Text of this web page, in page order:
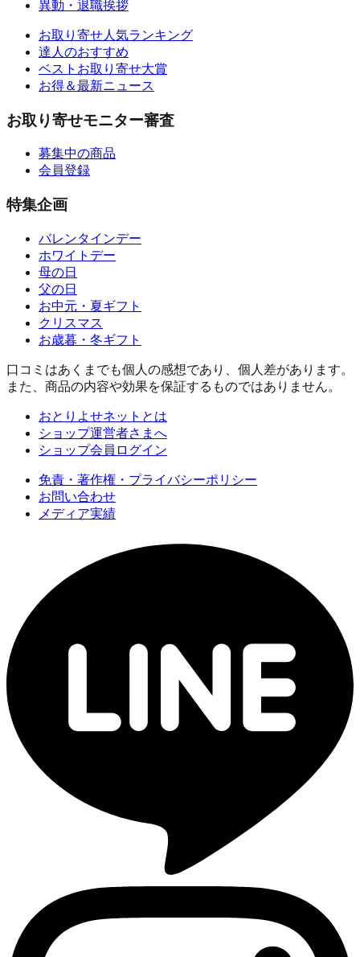
異動・退職挨拶
お取り寄せ人気ランキング
達人のおすすめ
ベストお取り寄せ大賞
お得＆最新ニュース
お取り寄せモニター審査
募集中の商品
会員登録
特集企画
バレンタインデー
ホワイトデー
母の日
父の日
お中元・夏ギフト
クリスマス
お歳暮・冬ギフト
口コミはあくまでも個人の感想であり、個人差があります。
また、商品の内容や効果を保証するものではありません。
おとりよせネットとは
ショップ運営者さまへ
ショップ会員ログイン
免責・著作権・プライバシーポリシー
お問い合わせ
メディア実績